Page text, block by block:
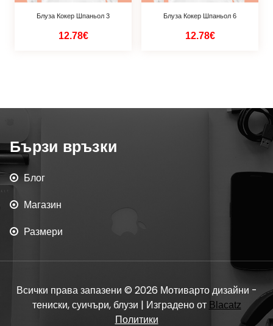
Блуза Кокер Шпаньол 3
12.78€
Блуза Кокер Шпаньол 6
12.78€
Бързи връзки
Блог
Магазин
Размери
Всички права запазени © 2026 Мотиварто дизайни -
тениски, суичъри, блузи | Изградено от Blacatz
Политики